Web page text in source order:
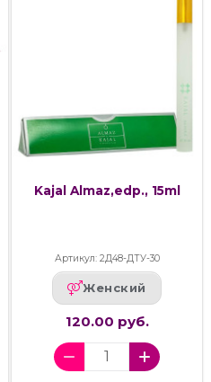
Kajal Almaz,edp., 15ml
Артикул: 2Д48-ДТУ-30
Женский
120.00 руб.